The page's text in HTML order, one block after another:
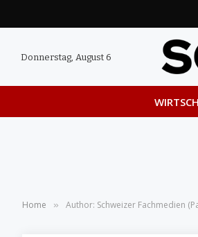
Donnerstag, August 6
Home » Author: Schweizer Fachmedien